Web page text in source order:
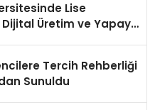
Lise
Üretim ve Yapay
Tercih Rehberliği
Sunuldu